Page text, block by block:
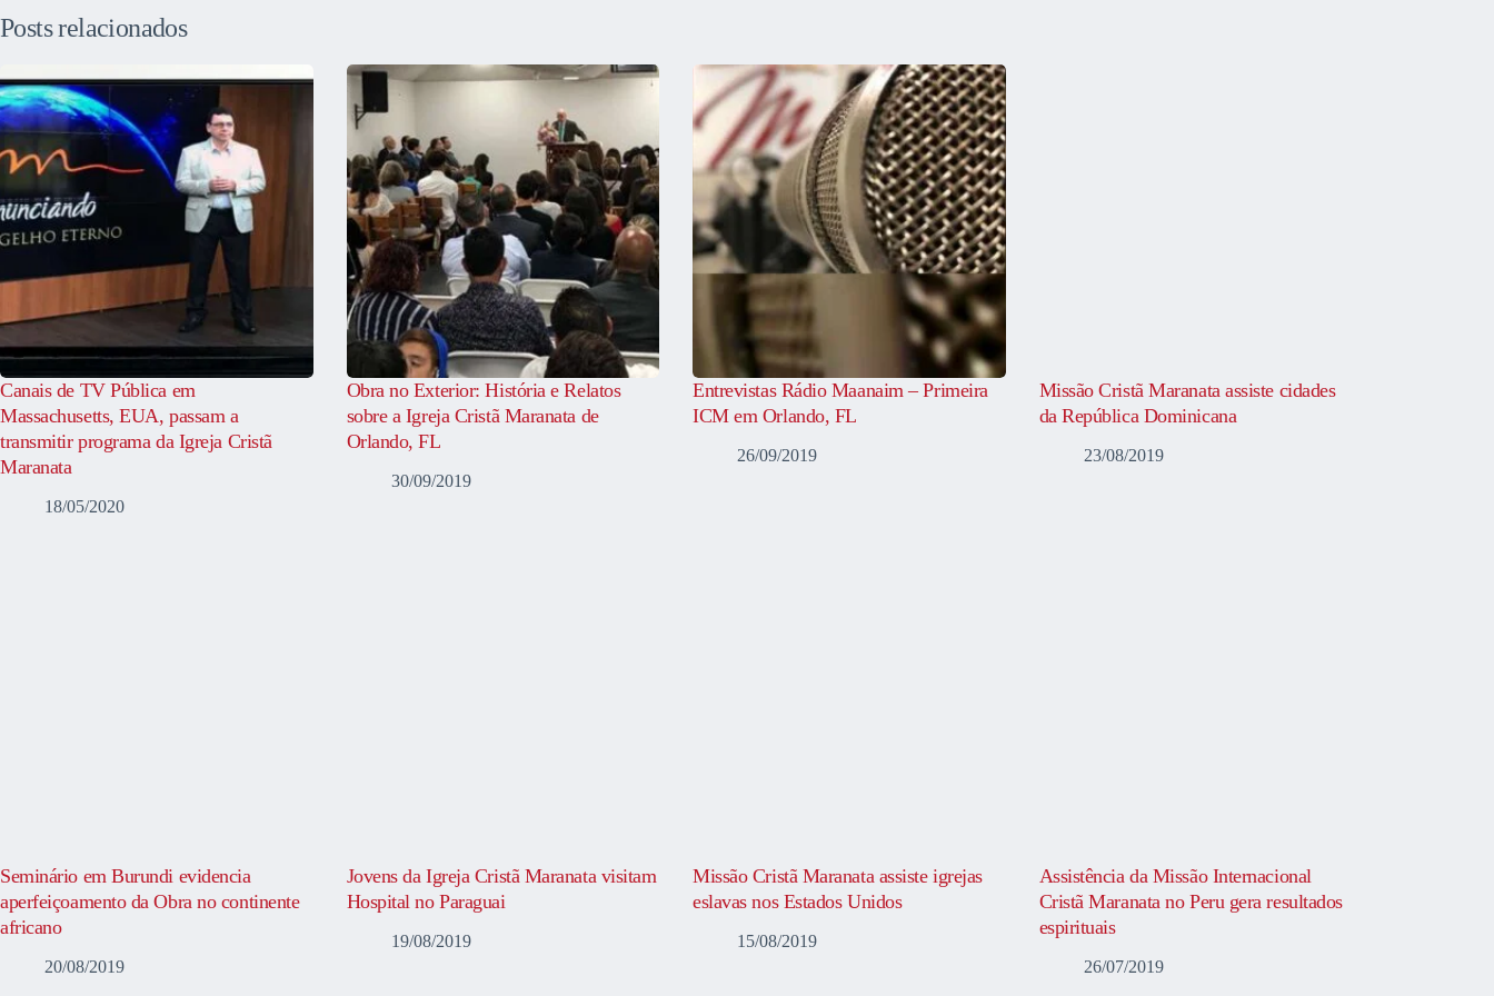
Posts relacionados
Canais de TV Pública em
Massachusetts, EUA, passam a
transmitir programa da Igreja Cristã
Maranata
18/05/2020
Obra no Exterior: História e Relatos
sobre a Igreja Cristã Maranata de
Orlando, FL
30/09/2019
Entrevistas Rádio Maanaim – Primeira
ICM em Orlando, FL
26/09/2019
Missão Cristã Maranata assiste cidades
da República Dominicana
23/08/2019
Seminário em Burundi evidencia
aperfeiçoamento da Obra no continente
africano
20/08/2019
Jovens da Igreja Cristã Maranata visitam
Hospital no Paraguai
19/08/2019
Missão Cristã Maranata assiste igrejas
eslavas nos Estados Unidos
15/08/2019
Assistência da Missão Internacional
Cristã Maranata no Peru gera resultados
espirituais
26/07/2019